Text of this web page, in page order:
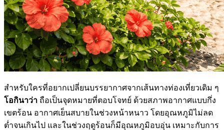
สำหรับใครที่อยากเปลี่ยนบรรยากาศจากเส้นทางท่องเที่ยวเดิม ๆ
โอกินาว่า ถือเป็นจุดหมายที่ตอบโจทย์ ด้วยสภาพอากาศแบบกึ่ง
เขตร้อน อากาศเย็นสบายในช่วงหน้าหนาว โดยอุณหภูมิไม่ลด
ต่ำจนเกินไป และในช่วงฤดูร้อนก็มีอุณหภูมิอบอุ่น เหมาะกับการ